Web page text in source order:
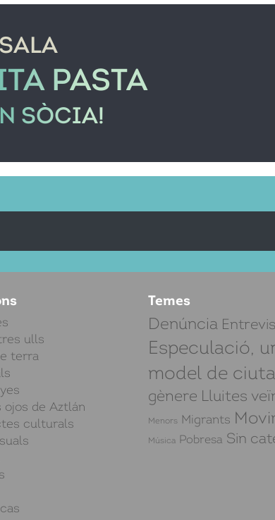
PASTA
SÒCIA!
ulls
terra
ojos de Aztlán
culturals
Temes
Denúncia
Especulació,
model de
gènere Lluites
Menors Migrants
Música Pobresa Sin